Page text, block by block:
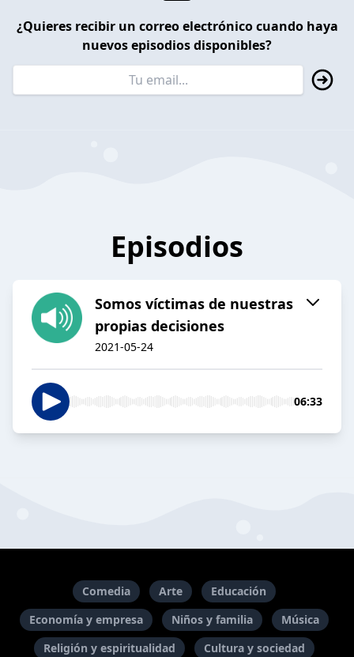
¿Quieres recibir un correo electrónico cuando haya
nuevos episodios disponibles?
Episodios
Somos víctimas de nuestras
propias decisiones
2021-05-24
06:33
Comedia Arte
Educación
Economía y empresa
Niños y familia
Música
Religión y espiritualidad
Cultura y sociedad